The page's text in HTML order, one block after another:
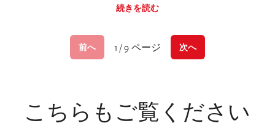
続きを読む
前へ 1 / 9 ページ 次へ
こちらもご覧ください